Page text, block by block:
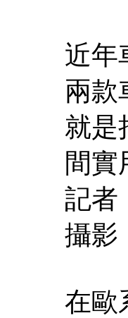
近年
兩款
就是
間實
記者
攝影
在歐